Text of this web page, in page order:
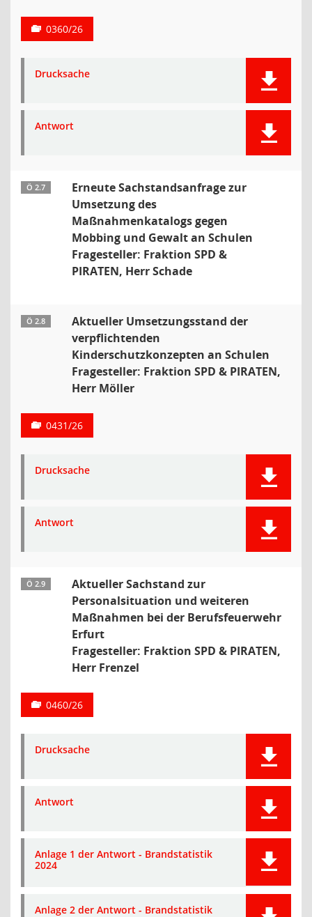
0360/26
Drucksache
Antwort
Ö 2.7
Erneute Sachstandsanfrage zur
Umsetzung des
Maßnahmenkatalogs gegen
Mobbing und Gewalt an Schulen
Fragesteller: Fraktion SPD &
PIRATEN, Herr Schade
Ö 2.8
Aktueller Umsetzungsstand der
verpflichtenden
Kinderschutzkonzepten an Schulen
Fragesteller: Fraktion SPD & PIRATEN,
Herr Möller
0431/26
Drucksache
Antwort
Ö 2.9
Aktueller Sachstand zur
Personalsituation und weiteren
Maßnahmen bei der Berufsfeuerwehr
Erfurt
Fragesteller: Fraktion SPD & PIRATEN,
Herr Frenzel
0460/26
Drucksache
Antwort
Anlage 1 der Antwort - Brandstatistik
2024
Anlage 2 der Antwort - Brandstatistik